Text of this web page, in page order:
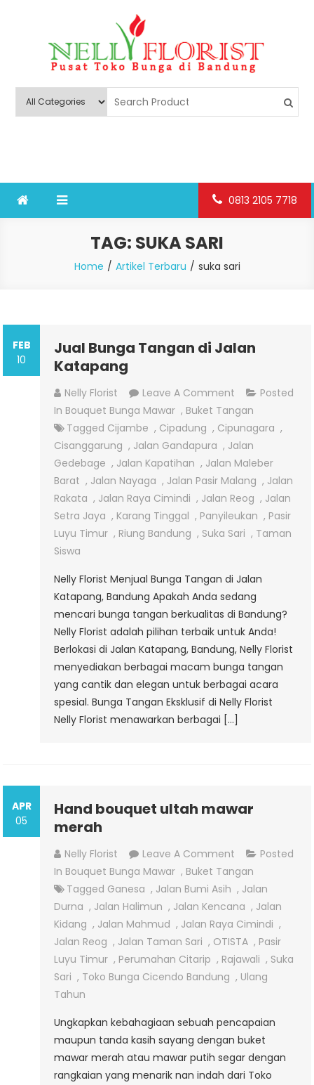
Nelly Florist Bandung
0813 2105 7718
TAG: SUKA SARI
Home Artikel Terbaru suka sari
FEB
10
Jual Bunga Tangan di Jalan
Katapang
Nelly Florist Leave A Comment On
Jual
Bunga
Tangan
Di
Jalan
Katapang
Posted
In Bouquet Bunga Mawar , Buket Tangan
Tagged Cijambe , Cipadung , Cipunagara ,
Cisanggarung , Jalan Gandapura , Jalan
Gedebage , Jalan Kapatihan , Jalan Maleber
Barat , Jalan Nayaga , Jalan Pasir Malang , Jalan
Rakata , Jalan Raya Cimindi , Jalan Reog , Jalan
Setra Jaya , Karang Tinggal , Panyileukan , Pasir
Luyu Timur , Riung Bandung , Suka Sari , Taman
Siswa
Nelly Florist Menjual Bunga Tangan di Jalan
Katapang, Bandung Apakah Anda sedang
mencari bunga tangan berkualitas di Bandung?
Nelly Florist adalah pilihan terbaik untuk Anda!
Berlokasi di Jalan Katapang, Bandung, Nelly Florist
menyediakan berbagai macam bunga tangan
yang cantik dan elegan untuk berbagai acara
spesial. Bunga Tangan Eksklusif di Nelly Florist
Nelly Florist menawarkan berbagai […]
APR
05
Hand bouquet ultah mawar
merah
Nelly Florist Leave A Comment On
Hand
Bouquet
Ultah
Mawar
Merah
Posted
In Bouquet Bunga Mawar , Buket Tangan
Tagged Ganesa , Jalan Bumi Asih , Jalan
Durna , Jalan Halimun , Jalan Kencana , Jalan
Kidang , Jalan Mahmud , Jalan Raya Cimindi ,
Jalan Reog , Jalan Taman Sari , OTISTA , Pasir
Luyu Timur , Perumahan Citarip , Rajawali , Suka
Sari , Toko Bunga Cicendo Bandung , Ulang
Tahun
Ungkapkan kebahagiaan sebuah pencapaian
maupun tanda kasih sayang dengan buket
mawar merah atau mawar putih segar dengan
rangkaian yang menarik nan indah dari Toko